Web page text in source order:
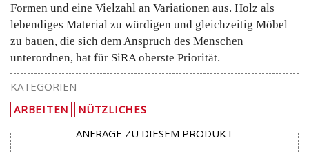
Formen und eine Vielzahl an Variationen aus. Holz als
lebendiges Material zu würdigen und gleichzeitig Möbel
zu bauen, die sich dem Anspruch des Menschen
unterordnen, hat für SiRA oberste Priorität.
KATEGORIEN
ARBEITEN
NÜTZLICHES
ANFRAGE ZU DIESEM PRODUKT